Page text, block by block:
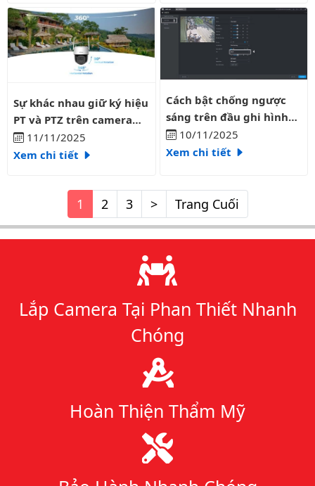
Sự khác nhau giữ ký hiệu PT và PTZ trên camera dahua
Sự khác nhau giữ ký hiệu
PT và PTZ trên camera
dahua
11/11/2025
Xem chi tiết
Cách bật chống ngược sáng
Cách bật chống ngược
sáng trên đầu ghi hình
dahua
10/11/2025
Xem chi tiết
1 2 3 > Trang Cuối
Lý do chọn chúng tôi
Lắp Camera Tại Phan Thiết Nhanh
Chóng
Hoàn Thiện Thẩm Mỹ